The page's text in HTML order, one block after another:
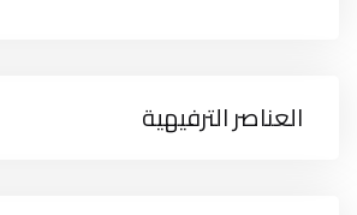
العناصر الترفيهية